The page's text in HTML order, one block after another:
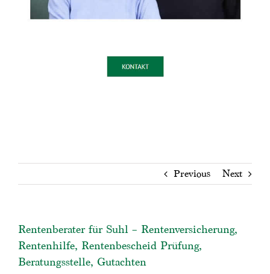
Previous Next
Rentenberater für Suhl – Rentenversicherung,
Rentenhilfe, Rentenbescheid Prüfung,
Beratungsstelle, Gutachten